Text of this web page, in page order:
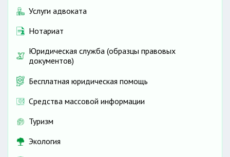
Услуги адвоката
Нотариат
Юридическая служба (образцы правовых
документов)
Бесплатная юридическая помощь
Средства массовой информации
Туризм
Экология